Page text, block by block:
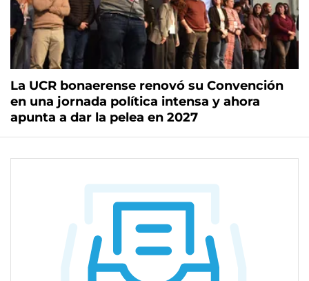
La UCR bonaerense renovó su Convención
en una jornada política intensa y ahora
apunta a dar la pelea en 2027